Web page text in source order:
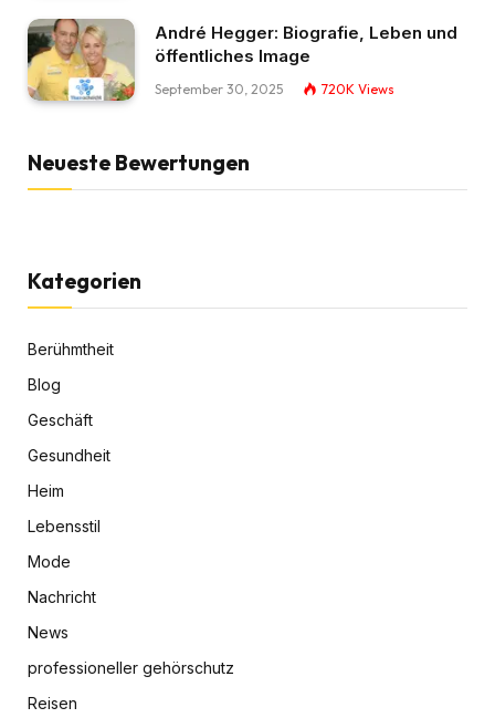
André Hegger: Biografie, Leben und
öffentliches Image
September 30, 2025 720K Views
Neueste Bewertungen
Kategorien
Berühmtheit
Blog
Geschäft
Gesundheit
Heim
Lebensstil
Mode
Nachricht
News
professioneller gehörschutz
Reisen